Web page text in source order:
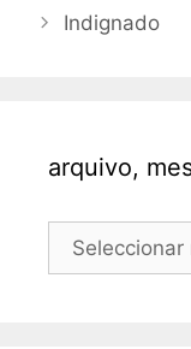
Indignado
arquivo,
arquivo,
mes